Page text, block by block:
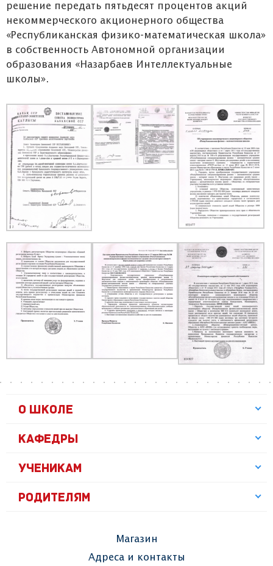
решение передать пятьдесят процентов акций
некоммерческого акционерного общества
«Республиканская физико-математическая школа»
в собственность Автономной организации
образования «Назарбаев Интеллектуальные
школы».
О ШКОЛЕ
КАФЕДРЫ
УЧЕНИКАМ
РОДИТЕЛЯМ
Магазин
Адреса и контакты